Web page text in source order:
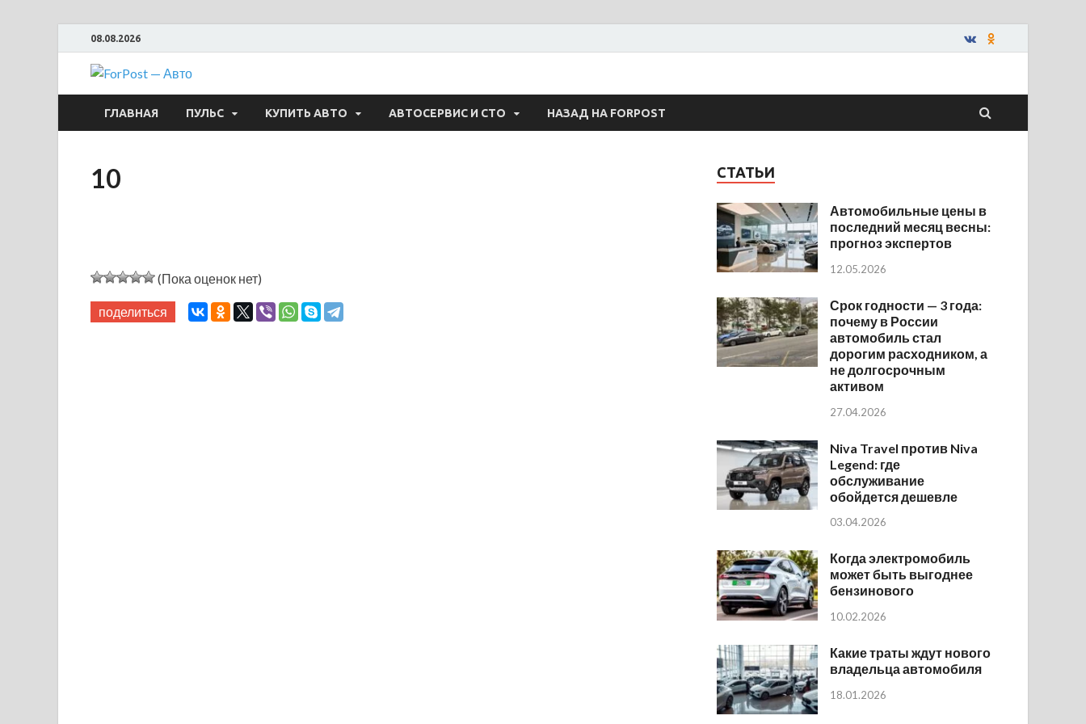
08.08.2026
ForPost — Авто
ГЛАВНАЯ ПУЛЬС КУПИТЬ АВТО АВТОСЕРВИС И СТО НАЗАД НА FORPOST
10
(Пока оценок нет)
поделиться
СТАТЬИ
Автомобильные цены в
последний месяц весны:
прогноз экспертов
12.05.2026
Срок годности — 3 года:
почему в России
автомобиль стал
дорогим расходником, а
не долгосрочным
активом
27.04.2026
Niva Travel против Niva
Legend: где
обслуживание
обойдется дешевле
03.04.2026
Когда электромобиль
может быть выгоднее
бензинового
10.02.2026
Какие траты ждут нового
владельца автомобиля
18.01.2026